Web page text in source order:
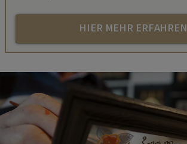
HIER MEHR ERFAHREN